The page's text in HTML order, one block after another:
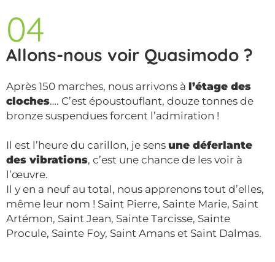
04
Allons-nous voir Quasimodo ?
Après 150 marches, nous arrivons à l’étage des
cloches…. C’est époustouflant, douze tonnes de
bronze suspendues forcent l’admiration !
Il est l’heure du carillon, je sens une déferlante
des vibrations, c’est une chance de les voir à
l’œuvre.
Il y en a neuf au total, nous apprenons tout d’elles,
même leur nom ! Saint Pierre, Sainte Marie, Saint
Artémon, Saint Jean, Sainte Tarcisse, Sainte
Procule, Sainte Foy, Saint Amans et Saint Dalmas.